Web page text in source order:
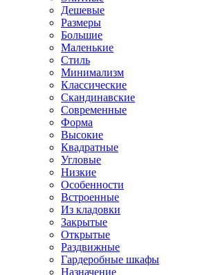
Дешевые
Размеры
Большие
Маленькие
Стиль
Минимализм
Классические
Скандинавские
Современные
Форма
Высокие
Квадратные
Угловые
Низкие
Особенности
Встроенные
Из кладовки
Закрытые
Открытые
Раздвижные
Гардеробные шкафы
Назначение